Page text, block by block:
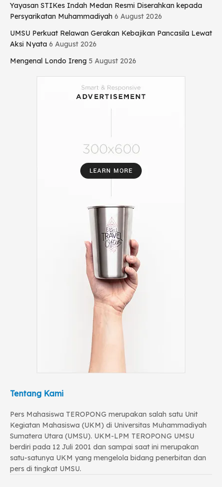
Yayasan STIKes Indah Medan Resmi Diserahkan kepada
Persyarikatan Muhammadiyah 6 August 2026
UMSU Perkuat Relawan Gerakan Kebajikan Pancasila Lewat
Aksi Nyata 6 August 2026
Mengenal Londo Ireng 5 August 2026
Tentang Kami
Pers Mahasiswa TEROPONG merupakan salah satu Unit
Kegiatan Mahasiswa (UKM) di Universitas Muhammadiyah
Sumatera Utara (UMSU). UKM-LPM TEROPONG UMSU
berdiri pada 12 Juli 2001 dan sampai saat ini merupakan
satu-satunya UKM yang mengelola bidang penerbitan dan
pers di tingkat UMSU.